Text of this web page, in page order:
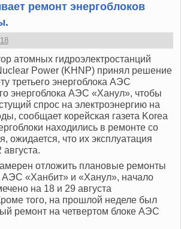
ремонт энергоблоков
атомных гидроэлектростанций
Power (KHNP) принял решение
третьего энергоблока АЭС
энергоблока АЭС «Ханул», чтобы
спрос на электроэнергию на
сообщает корейская газета Korea
находились в ремонте со
ожидается, что их эксплуатация
августа.
отложить плановые ремонты
АЭС «Ханбит» и «Ханул», начало
на 18 и 29 августа
того, на прошлой неделе был
ремонт на четвертом блоке АЭС